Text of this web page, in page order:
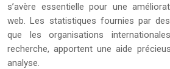
s’avère essentielle pour une
web. Les statistiques fournies par
que les organisations
recherche, apportent une aide
analyse.